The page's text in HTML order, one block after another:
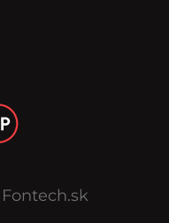
Fontech.sk